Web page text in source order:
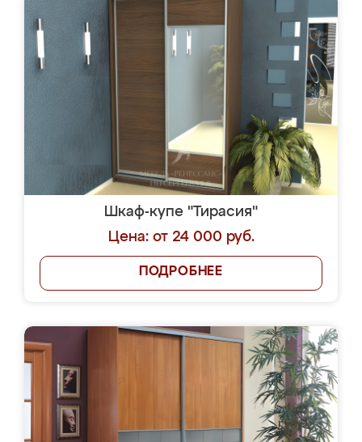
Шкаф-купе "Тирасия"
Цена: от 24 000 руб.
ПОДРОБНЕЕ